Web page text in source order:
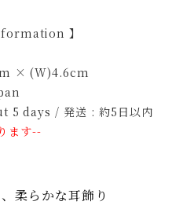
】
× (W)4.6cm
days / 発送 : 約5日以内
ます--
柔らかな耳飾り